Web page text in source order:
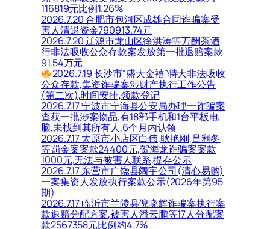
116819元比例1.26%
2026.7.20 合肥市包河区成雄合同诈骗案受
害人清退资金790913.74元
2026.7.20 辽源市龙山区徐洪涛等万酬茶酒
行非法吸收公众存款案发放第一批退赔案款
91.54万元
2026.7.19 长沙市“盛大金禧”特大非法吸收
公众存款,集资诈骗案涉财产执行工作公告
(第二次),时间安排,领款登记
2026.7.17 宁波市宁海县公安局办理一诈骗案
查获一批涉案物品,有18部手机和1台平板电
脑,未找到其所有人,6个月内认领
2026.7.17 太原市小店区白伟,耿艳刚,吕利冬
等罚金案案款24400元,贺海龙诈骗案案款
1000元,无法与被害人联系,提存公示
2026.7.17 东营市广饶县阔宇公司(清心易购)
一案集资人发放执行案款公示(2026年第95
期)
2026.7.17 临沂市兰陵县倪晓辉诈骗案执行案
款退赔分配方案,被害人潘云鹏等17人分配案
款2567358元比例约4.7%